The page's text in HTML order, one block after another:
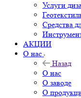
Услуги
Средства
АКЦИИ
О нас
Назад
О нас
О заводе
О